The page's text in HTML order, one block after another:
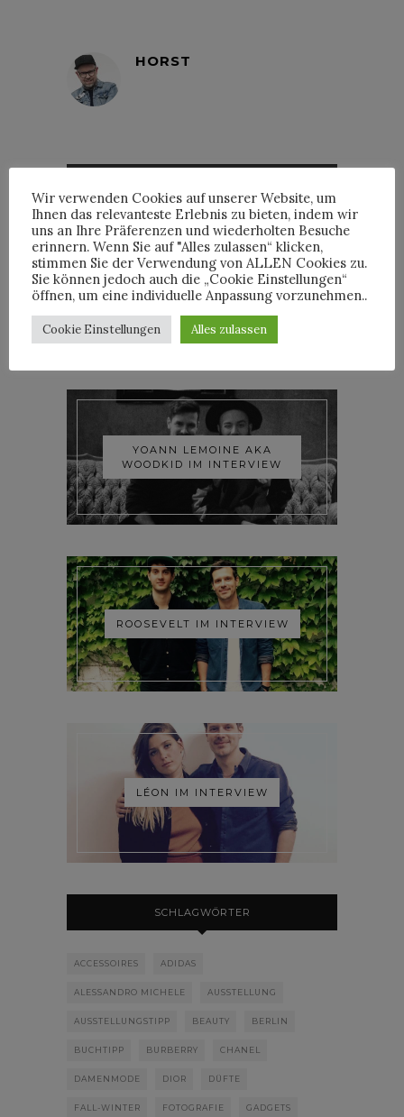
HORST
TRIXIE MATTEL IM
INTERVIEW
YOANN LEMOINE AKA
WOODKID IM INTERVIEW
ROOSEVELT IM INTERVIEW
LÉON IM INTERVIEW
SCHLAGWÖRTER
ACCESSOIRES ADIDAS
ALESSANDRO MICHELE AUSSTELLUNG
AUSSTELLUNGSTIPP BEAUTY BERLIN
BUCHTIPP BURBERRY CHANEL
DAMENMODE DIOR DÜFTE
FALL-WINTER FOTOGRAFIE GADGETS
Wir verwenden Cookies auf unserer Website, um
Ihnen das relevanteste Erlebnis zu bieten, indem wir
uns an Ihre Präferenzen und wiederholten Besuche
erinnern. Wenn Sie auf "Alles zulassen“ klicken,
stimmen Sie der Verwendung von ALLEN Cookies zu.
Sie können jedoch auch die „Cookie Einstellungen“
öffnen, um eine individuelle Anpassung vorzunehmen..
Cookie Einstellungen Alles zulassen